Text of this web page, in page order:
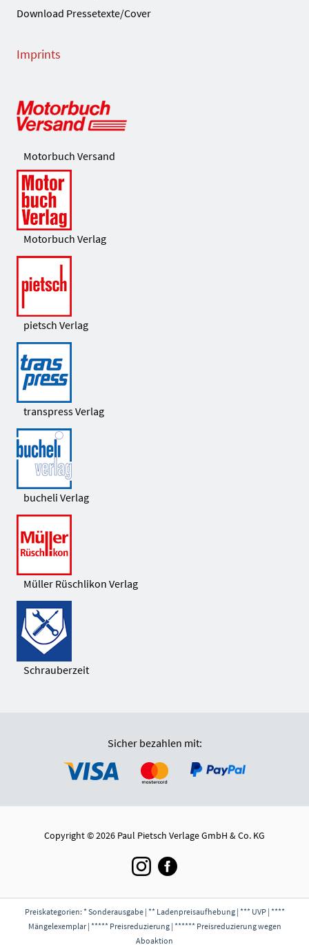
Download Pressetexte/Cover
Imprints
Motorbuch Versand
Motorbuch Verlag
pietsch Verlag
transpress Verlag
bucheli Verlag
Müller Rüschlikon Verlag
Schrauberzeit
Sicher bezahlen mit:
Copyright © 2026 Paul Pietsch Verlage GmbH & Co. KG
Preiskategorien: * Sonderausgabe | ** Ladenpreisaufhebung | *** UVP | ****
Mängelexemplar | ***** Preisreduzierung | ****** Preisreduzierung wegen
Aboaktion